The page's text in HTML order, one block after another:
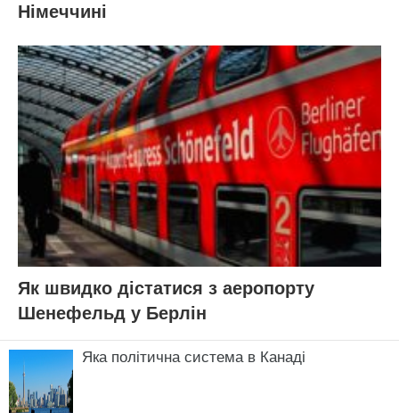
Німеччині
Як швидко дістатися з аеропорту
Шенефельд у Берлін
Яка політична система в Канаді